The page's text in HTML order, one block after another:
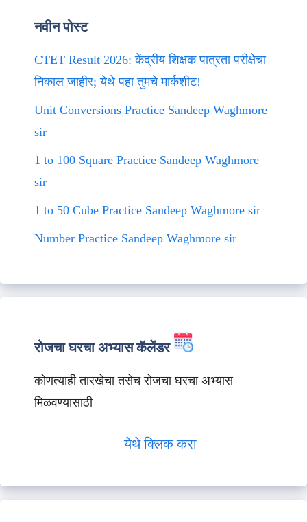
नवीन पोस्ट
CTET Result 2026: केंद्रीय शिक्षक पात्रता परीक्षेचा
निकाल जाहीर; येथे पहा तुमचे मार्कशीट!
Unit Conversions Practice Sandeep Waghmore
sir
1 to 100 Square Practice Sandeep Waghmore
sir
1 to 50 Cube Practice Sandeep Waghmore sir
Number Practice Sandeep Waghmore sir
रोजचा घरचा अभ्यास कॅलेंडर
कोणत्याही तारखेचा तसेच रोजचा घरचा अभ्यास
मिळवण्यासाठी
येथे क्लिक करा